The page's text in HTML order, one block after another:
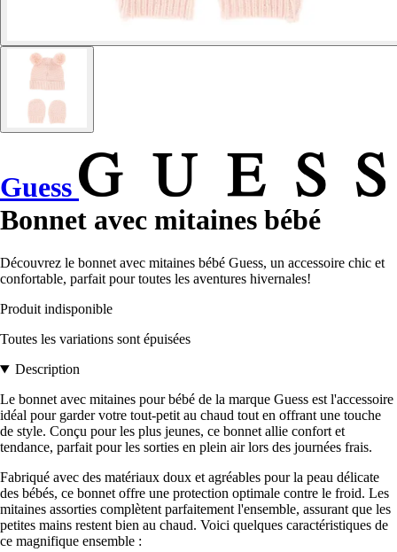
Guess
Bonnet avec mitaines bébé
Découvrez le bonnet avec mitaines bébé Guess, un accessoire chic et
confortable, parfait pour toutes les aventures hivernales!
Produit indisponible
Toutes les variations sont épuisées
Description
Le bonnet avec mitaines pour bébé de la marque Guess est l'accessoire
idéal pour garder votre tout-petit au chaud tout en offrant une touche
de style. Conçu pour les plus jeunes, ce bonnet allie confort et
tendance, parfait pour les sorties en plein air lors des journées frais.
Fabriqué avec des matériaux doux et agréables pour la peau délicate
des bébés, ce bonnet offre une protection optimale contre le froid. Les
mitaines assorties complètent parfaitement l'ensemble, assurant que les
petites mains restent bien au chaud. Voici quelques caractéristiques de
ce magnifique ensemble :